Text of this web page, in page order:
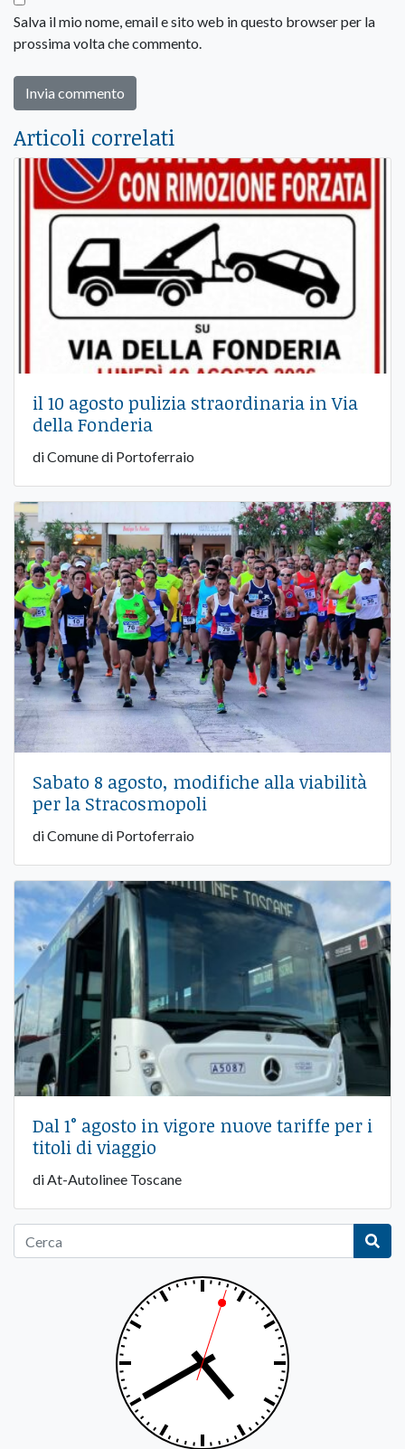
Salva il mio nome, email e sito web in questo browser per la
prossima volta che commento.
Articoli correlati
il 10 agosto pulizia straordinaria in Via
della Fonderia
di Comune di Portoferraio
Sabato 8 agosto, modifiche alla viabilità
per la Stracosmopoli
di Comune di Portoferraio
Dal 1° agosto in vigore nuove tariffe per i
titoli di viaggio
di At-Autolinee Toscane